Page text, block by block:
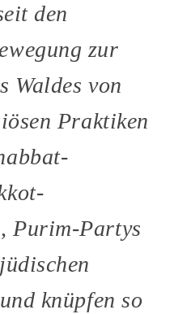
den
zur
Waldes von
Praktiken
Purim-Partys
knüpfen so